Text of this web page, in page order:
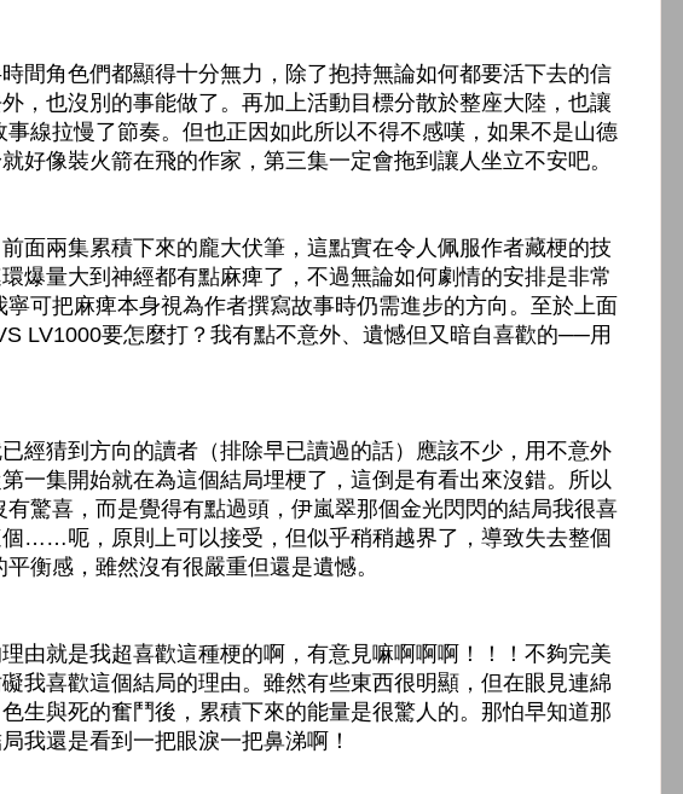
間角色們都顯得十分無力，除了抱持無論如何都要活下去的信
，也沒別的事能做了。再加上活動目標分散於整座大陸，也讓
事線拉慢了節奏。但也正因如此所以不得不感嘆，如果不是山德
好像裝火箭在飛的作家，第三集一定會拖到讓人坐立不安吧。
面兩集累積下來的龐大伏筆，這點實在令人佩服作者藏梗的技
爆量大到神經都有點麻痺了，不過無論如何劇情的安排是非常
寧可把麻痺本身視為作者撰寫故事時仍需進步的方向。至於上面
LV1000要怎麼打？我有點不意外、遺憾但又暗自喜歡的──用
經猜到方向的讀者（排除早已讀過的話）應該不少，用不意外
一集開始就在為這個結局埋梗了，這倒是有看出來沒錯。所以
有驚喜，而是覺得有點過頭，伊嵐翠那個金光閃閃的結局我很喜
……呃，原則上可以接受，但似乎稍稍越界了，導致失去整個
衡感，雖然沒有很嚴重但還是遺憾。
由就是我超喜歡這種梗的啊，有意見嘛啊啊啊！！！不夠完美
我喜歡這個結局的理由。雖然有些東西很明顯，但在眼見連綿
生與死的奮鬥後，累積下來的能量是很驚人的。那怕早知道那
我還是看到一把眼淚一把鼻涕啊！